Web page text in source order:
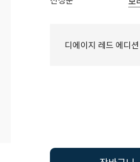
디에이지 레드 에디